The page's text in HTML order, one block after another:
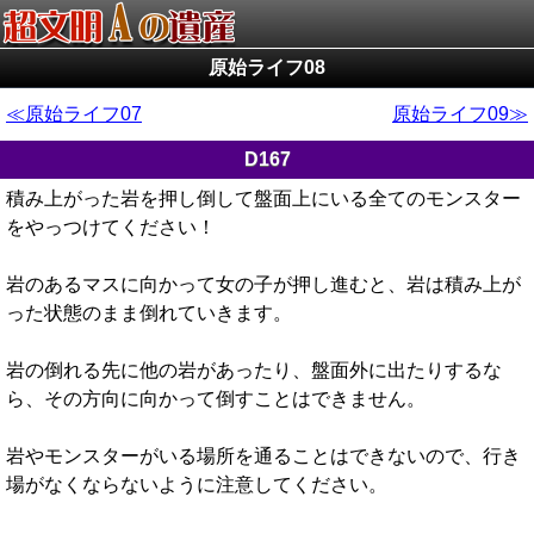
原始ライフ08
原始ライフ07 原始ライフ09
D167
積み上がった岩を押し倒して盤面上にいる全てのモンスター
をやっつけてください！
岩のあるマスに向かって女の子が押し進むと、岩は積み上が
った状態のまま倒れていきます。
岩の倒れる先に他の岩があったり、盤面外に出たりするな
ら、その方向に向かって倒すことはできません。
岩やモンスターがいる場所を通ることはできないので、行き
場がなくならないように注意してください。